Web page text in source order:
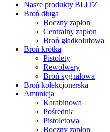
Nasze produkty BLITZ
Broń długa
Boczny zapłon
Centralny zapłon
Broń gładkolufowa
Broń krótka
Pistolety
Rewolwery
Broń sygnałowa
Broń kolekcjonerska
Amunicja
Karabinowa
Pośrednia
Pistoletowa
Boczny zapłon